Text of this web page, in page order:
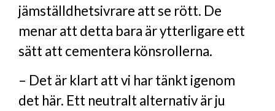
jämställdhetsivrare att se rött. De
menar att detta bara är ytterligare ett
sätt att cementera könsrollerna.
– Det är klart att vi har tänkt igenom
det här. Ett neutralt alternativ är ju